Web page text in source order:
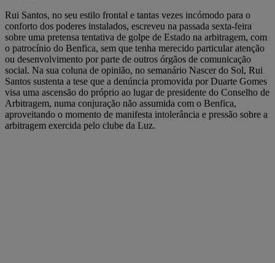
Rui Santos, no seu estilo frontal e tantas vezes incómodo para o
conforto dos poderes instalados, escreveu na passada sexta-feira
sobre uma pretensa tentativa de golpe de Estado na arbitragem, com
o patrocínio do Benfica, sem que tenha merecido particular atenção
ou desenvolvimento por parte de outros órgãos de comunicação
social. Na sua coluna de opinião, no semanário Nascer do Sol, Rui
Santos sustenta a tese que a denúncia promovida por Duarte Gomes
visa uma ascensão do próprio ao lugar de presidente do Conselho de
Arbitragem, numa conjuração não assumida com o Benfica,
aproveitando o momento de manifesta intolerância e pressão sobre a
arbitragem exercida pelo clube da Luz.